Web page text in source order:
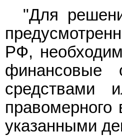
"Для
РФ,
финансовые
средствами
указанными